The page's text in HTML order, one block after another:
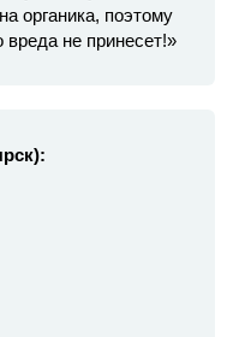
органика, поэтому
не принесет!»